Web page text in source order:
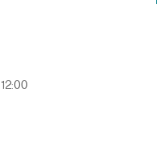
12:00